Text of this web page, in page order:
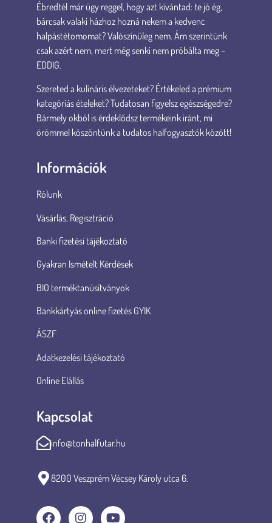
Ébredtél már úgy reggel, hogy azt kívántad: te jó ég,
bárcsak valaki házhoz hozná nekem a kedvenc
halpástétomomat? Valószínűleg nem. Ám szerintünk
csak azért nem, mert még senki nem próbálta meg –
EDDIG.
Szereted a kulináris élvezeteket? Értékeled a prémium
kategóriás ételeket? Tudatosan figyelsz egészségedre?
Bármely okból is érdeklődsz termékeink iránt, mi
örömmel köszöntünk a tudatos halfogyasztók között!
Információk
Rólunk
Vásárlás, Regisztráció
Banki fizetési tájékoztató
Gyakran Ismételt Kérdések
BIO terméktanúsítványok
Bankkártyás online fizetés GYIK
ÁSZF
Adatkezelési tájékoztató
Online Elállás
Kapcsolat
info@tonhalfutar.hu
8200 Veszprém Vécsey Károly utca 6.